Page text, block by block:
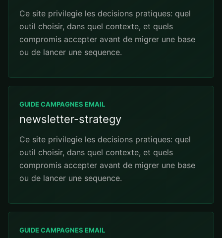
Ce site privilegie les decisions pratiques: quel
outil choisir, dans quel contexte, et quels
compromis accepter avant de migrer une base
ou de lancer une sequence.
GUIDE CAMPAGNES EMAIL
newsletter-strategy
Ce site privilegie les decisions pratiques: quel
outil choisir, dans quel contexte, et quels
compromis accepter avant de migrer une base
ou de lancer une sequence.
GUIDE CAMPAGNES EMAIL